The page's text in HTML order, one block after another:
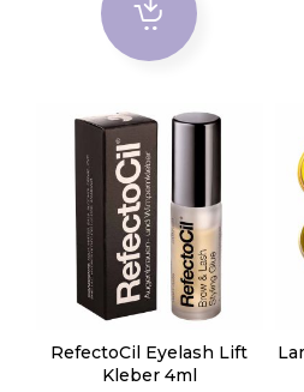
RefectoCil Eyelash Lift
Kleber 4ml